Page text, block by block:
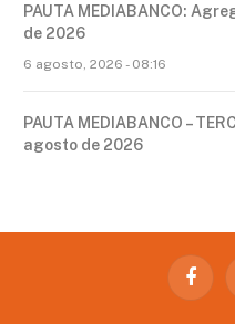
PAUTA MEDIABANCO:
de 2026
6 agosto, 2026 - 08:16
PAUTA MEDIABANCO –
agosto de 2026